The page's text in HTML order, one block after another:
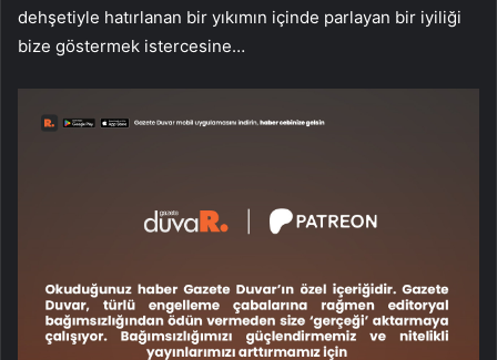
dehşetiyle hatırlanan bir yıkımın içinde parlayan bir iyiliği
bize göstermek istercesine…